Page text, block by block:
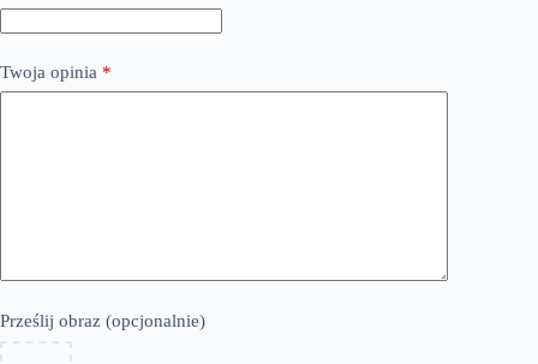
Twoja opinia *
Prześlij obraz (opcjonalnie)